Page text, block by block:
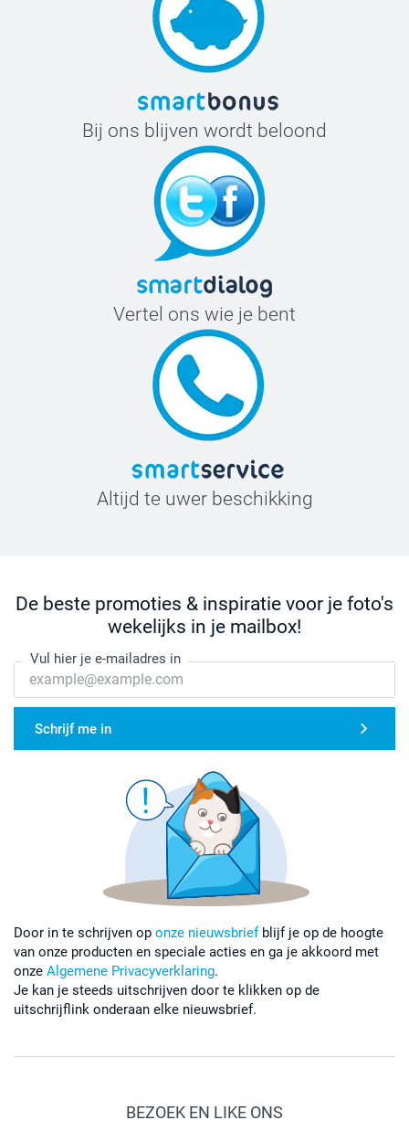
Bij ons blijven wordt beloond
Vertel ons wie je bent
Altijd te uwer beschikking
De beste promoties & inspiratie voor je foto's
wekelijks in je mailbox!
Vul hier je e-mailadres in
Schrijf me in
Door in te schrijven op onze nieuwsbriefblijf je op de hoogte
van onze producten en speciale acties en ga je akkoord met
onze Algemene Privacyverklaring.
Je kan je steeds uitschrijven door te klikken op de
uitschrijflink onderaan elke nieuwsbrief.
BEZOEK EN LIKE ONS